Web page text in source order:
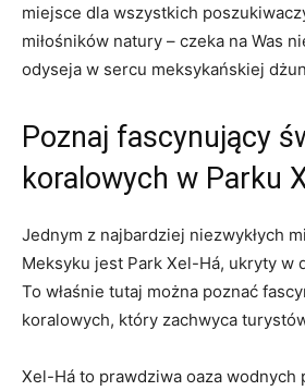
miejsce dla wszystkich
miłośników natury – czeka na⁢ Was
odyseja w‌ sercu⁢ meksykańskiej‌
Poznaj fascynujący
⁤koralowych w ‌Parku
Jednym z najbardziej niezwykłych
Meksyku jest Park Xel-Há, ukryty w
To ​właśnie tutaj można poznać
koralowych,⁣ który zachwyca
Xel-Há to⁣ prawdziwa​ oaza‍ wodnych